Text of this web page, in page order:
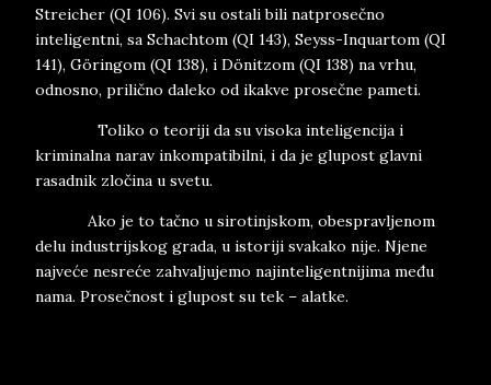
Streicher (QI 106). Svi su ostali bili natprosečno
inteligentni, sa Schachtom (QI 143), Seyss-Inquartom (QI
141), Göringom (QI 138), i Dönitzom (QI 138) na vrhu,
odnosno, prilično daleko od ikakve prosečne pameti.
Toliko o teoriji da su visoka inteligencija i
kriminalna narav inkompatibilni, i da je glupost glavni
rasadnik zločina u svetu.
Ako je to tačno u sirotinjskom, obespravljenom
delu industrijskog grada, u istoriji svakako nije. Njene
najveće nesreće zahvaljujemo najinteligentnijima među
nama. Prosečnost i glupost su tek – alatke.